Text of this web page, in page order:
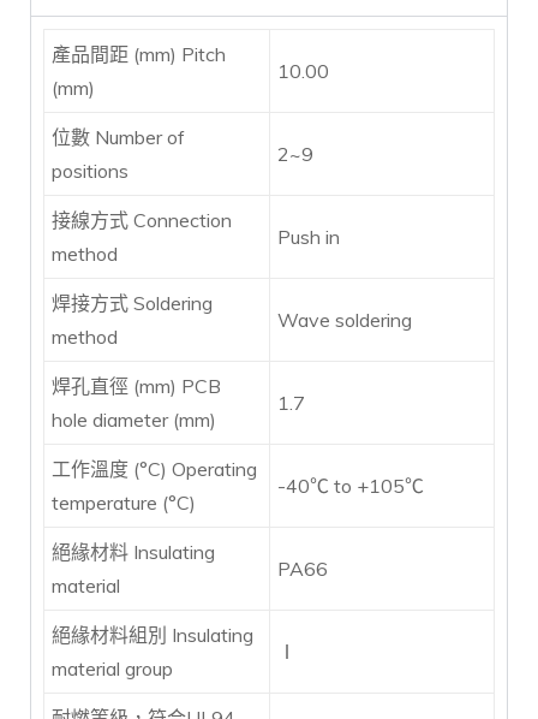
產品間距 (mm) Pitch
(mm)
10.00
位數 Number of
positions
2~9
接線方式 Connection
method
Push in
焊接方式 Soldering
method
Wave soldering
焊孔直徑 (mm) PCB
hole diameter (mm)
1.7
工作溫度 (°C) Operating
temperature (°C)
-40℃ to +105℃
絕緣材料 Insulating
material
PA66
絕緣材料組別 Insulating
material group
Ⅰ